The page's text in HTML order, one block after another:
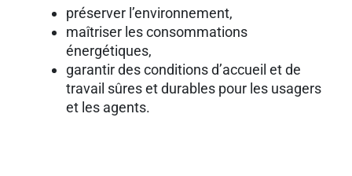
préserver l’environnement,
maîtriser les consommations
énergétiques,
garantir des conditions d’accueil et de
travail sûres et durables pour les usagers
et les agents.